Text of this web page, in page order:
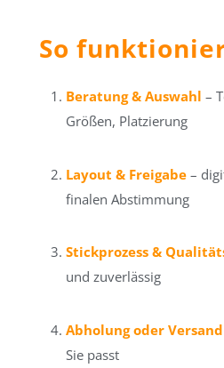
So
Beratung & Auswahl –
Größen, Platzierung
Layout & Freigabe–
finalen Abstimmung
Stickprozess &
und zuverlässig
Abholung oder Versand
Sie passt